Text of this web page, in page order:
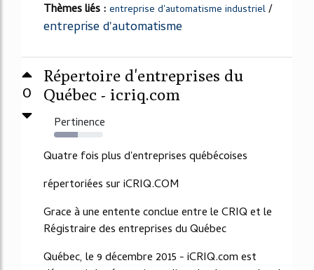
Thèmes liés : entreprise d'automatisme industriel/
entreprise d'automatisme
0
Répertoire d'entreprises du
Québec - icriq.com
Pertinence
49%
Quatre fois plus d'entreprises québécoises
répertoriées sur iCRIQ.COM
Grace à une entente conclue entre le CRIQ et le
Régistraire des entreprises du Québec
Québec, le 9 décembre 2015 - iCRIQ.com est